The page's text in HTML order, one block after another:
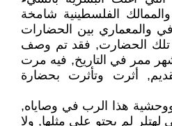
الفلسطينية شامخة
والمعماري بين الحضارات
تلك الحضارت, فقد تم وصف
ممر في التاريخ, فيه مرت
أثرت وتأثرت بحضارة
هذا الرب في وصاياه,
لم يحتو على مثلها, ولا